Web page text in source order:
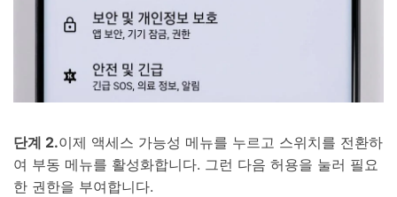
단계 2.이제 액세스 가능성 메뉴를 누르고 스위치를 전환하
여 부동 메뉴를 활성화합니다. 그런 다음 허용을 눌러 필요
한 권한을 부여합니다.